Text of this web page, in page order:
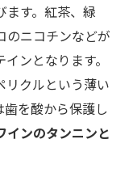
ます。紅茶、緑
のニコチンなどが
ンとなります。
リクルという薄い
を酸から保護し
インのタンニンと